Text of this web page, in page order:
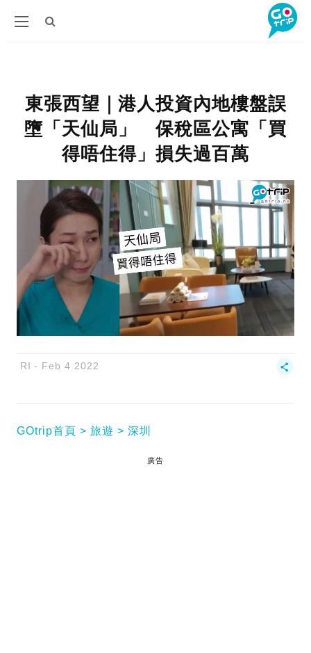
東張西望｜港人投資內地樓盤誤
墮「天仙局」 保稅區公寓「買
得唔住得」損失過百萬
RI Feb 4 2022
GOtrip首頁 旅遊 深圳
廣告